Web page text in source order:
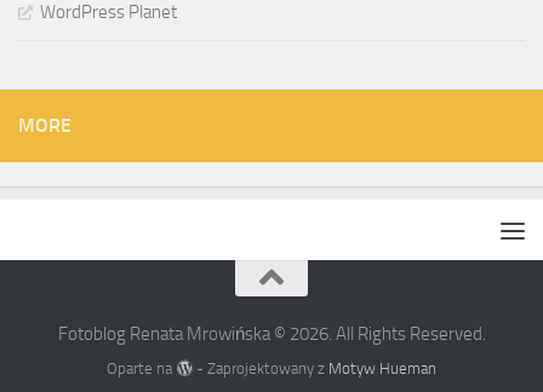
WordPress Planet
MORE
Fotoblog Renata Mrowińska © 2026. All Rights Reserved.
Oparte na - Zaprojektowany z Motyw Hueman